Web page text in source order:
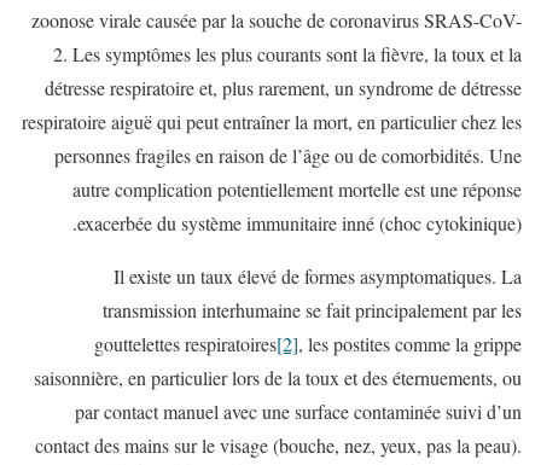
zoonose virale causée par la souche de coronavirus SRAS-CoV-
2. Les symptômes les plus courants sont la fièvre, la toux et la
détresse respiratoire et, plus rarement, un syndrome de détresse
respiratoire aiguë qui peut entraîner la mort, en particulier chez les
personnes fragiles en raison de l’âge ou de comorbidités. Une
autre complication potentiellement mortelle est une réponse
exacerbée du système immunitaire inné (choc cytokinique).
Il existe un taux élevé de formes asymptomatiques. La
transmission interhumaine se fait principalement par les
gouttelettes respiratoires[2], les postites comme la grippe
saisonnière, en particulier lors de la toux et des éternuements, ou
par contact manuel avec une surface contaminée suivi d’un
contact des mains sur le visage (bouche, nez, yeux, pas la peau).